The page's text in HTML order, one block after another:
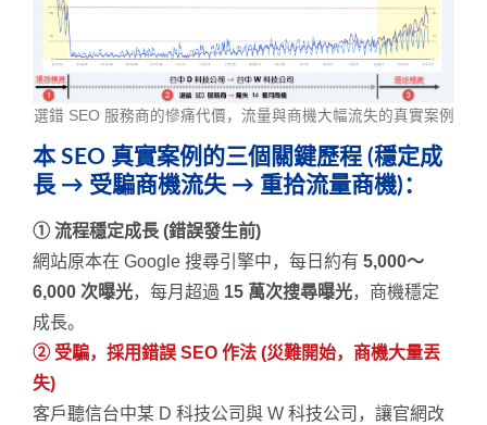
選錯 SEO 服務商的慘痛代價，流量與商機大幅流失的真實案例
本 SEO 真實案例的三個關鍵歷程 (穩定成
長 → 受騙商機流失 → 重拾流量商機)：
① 流程穩定成長 (錯誤發生前)
網站原本在 Google 搜尋引擎中，每日約有 5,000～
6,000 次曝光，每月超過 15 萬次搜尋曝光，商機穩定
成長。
② 受騙，採用錯誤 SEO 作法 (災難開始，商機大量丟
失)
客戶聽信台中某 D 科技公司與 W 科技公司，讓官網改